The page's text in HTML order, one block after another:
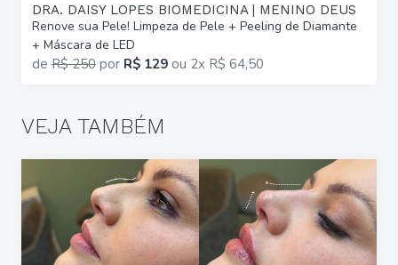
DRA. DAISY LOPES BIOMEDICINA | MENINO DEUS
Renove sua Pele! Limpeza de Pele + Peeling de Diamante
+ Máscara de LED
de R$ 250 por R$ 129 ou 2x R$ 64,50
VEJA TAMBÉM